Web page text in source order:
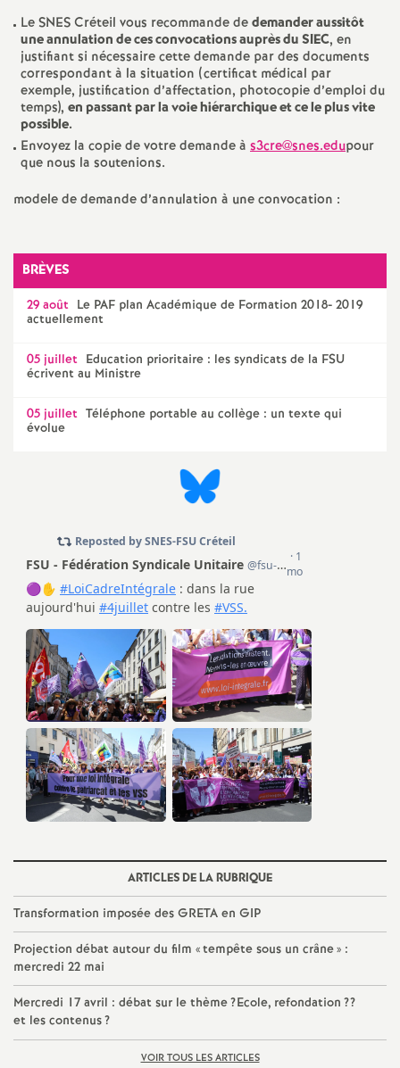
LeSNESCréteil vous recommande dedemander aussitôt
une annulation de ces convocations auprès duSIEC, en
justifiant si nécessaire cette demande par des documents
correspondant à la situation (certificat médical par
exemple, justification d’affectation, photocopie d’emploi du
temps), en passant par la voie hiérarchique et ce le plus vite
possible.
Envoyez la copie de votre demande à s3cre@snes.edupour
que nous la soutenions.
modele de demande d’annulation à une convocation :
BRÈVES
29 août Le PAF plan Académique de Formation 2018- 2019
actuellement
05 juillet Education prioritaire : les syndicats de la FSU
écrivent au Ministre
05 juillet Téléphone portable au collège : un texte qui
évolue
ARTICLES DE LA RUBRIQUE
Transformation imposée des GRETA en GIP
Projection débat autour du film «tempête sous un crâne» :
mercredi 22 mai
Mercredi 17 avril : débat sur le thème?Ecole, refondation ??
et les contenus?
VOIR TOUS LES ARTICLES